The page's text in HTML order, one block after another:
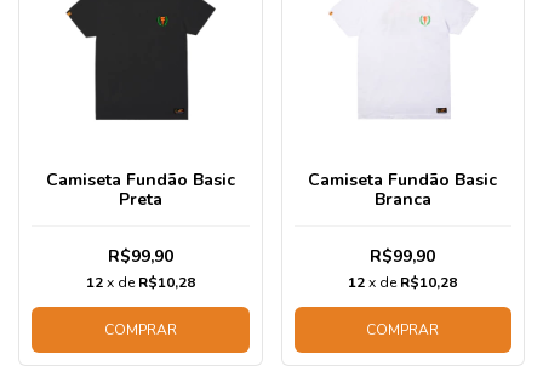
Camiseta Fundão Basic
Preta
R$99,90
12 x deR$10,28
COMPRAR
Camiseta Fundão Basic
Branca
R$99,90
12 x deR$10,28
COMPRAR